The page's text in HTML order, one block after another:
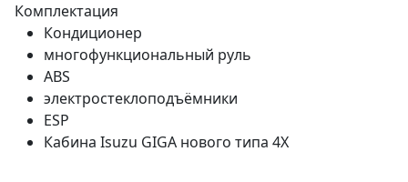
Комплектация
Кондиционер
многофункциональный руль
ABS
электростеклоподъёмники
ESP
Кабина Isuzu GIGA нового типа 4X